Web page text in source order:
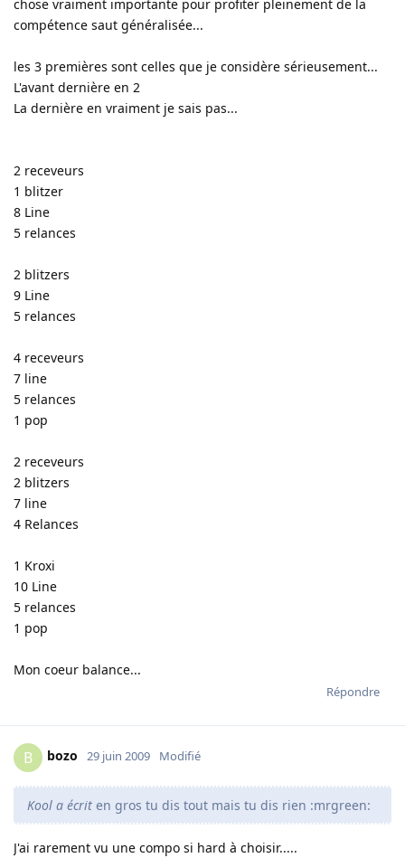
chose vraiment importante pour profiter pleinement de la
compétence saut généralisée...
les 3 premières sont celles que je considère sérieusement...
L'avant dernière en 2
La dernière en vraiment je sais pas...
2 receveurs
1 blitzer
8 Line
5 relances
2 blitzers
9 Line
5 relances
4 receveurs
7 line
5 relances
1 pop
2 receveurs
2 blitzers
7 line
4 Relances
1 Kroxi
10 Line
5 relances
1 pop
Mon coeur balance...
Répondre
B bozo 29 juin 2009 Modifié
Kool a écrit en gros tu dis tout mais tu dis rien :mrgreen:
J'ai rarement vu une compo si hard à choisir.....